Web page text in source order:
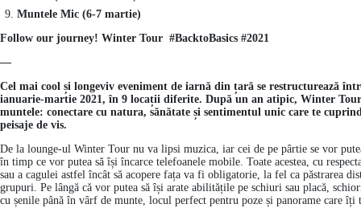
Muntele Mic (6-7 martie)
Follow our journey! Winter Tour #BacktoBasics #2021
—
Cel mai cool și longeviv eveniment de iarnă din țară se restructurează
ianuarie-martie 2021, în 9 locații diferite. După un an atipic, Winter
muntele: conectare cu natura, sănătate și sentimentul unic care te
peisaje de vis.
De la lounge-ul Winter Tour nu va lipsi muzica, iar cei de pe pârtie se vor
în timp ce vor putea să își încarce telefoanele mobile. Toate acestea, cu
sau a cagulei astfel încât să acopere fața va fi obligatorie, la fel ca păstrarea
grupuri. Pe lângă că vor putea să își arate abilitățile pe schiuri sau placă,
cu șenile până în vârf de munte, locul perfect pentru poze și panorame care îți